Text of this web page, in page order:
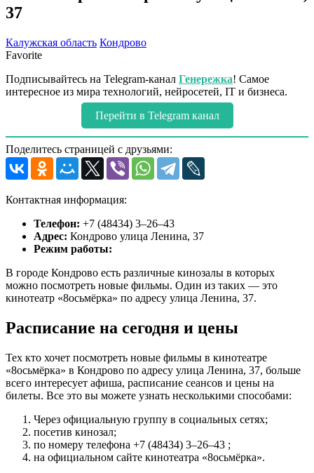
37
Калужская область Кондрово
Favorite
Подписывайтесь на Telegram-канал Генережка! Самое
интересное из мира технологий, нейросетей, IT и бизнеса.
Перейти в Telegram канал
Поделитесь страницей с друзьями:
Контактная информация:
Телефон: +7 (48434) 3‒26‒43
Адрес: Кондрово улица Ленина, 37
Режим работы:
В городе Кондрово есть различные кинозалы в которых
можно посмотреть новые фильмы. Один из таких — это
кинотеатр «8осьмёрка» по адресу улица Ленина, 37.
Расписание на сегодня и цены
Тех кто хочет посмотреть новые фильмы в кинотеатре
«8осьмёрка» в Кондрово по адресу улица Ленина, 37, больше
всего интересует афиша, расписание сеансов и цены на
билеты. Все это вы можете узнать несколькими способами:
Через официальную группу в социальных сетях;
посетив кинозал;
по номеру телефона +7 (48434) 3‒26‒43 ;
на официальном сайте кинотеатра «8осьмёрка».